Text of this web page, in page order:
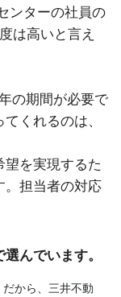
ンターの社員の
は高いと言え
の期間が必要で
くれるのは、
を実現するた
。担当者の対応
んでいます。
だから、三井不動